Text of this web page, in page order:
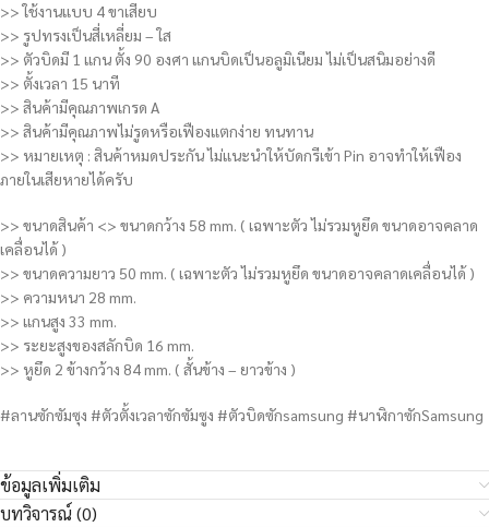
>> ใช้งานแบบ 4 ขาเสียบ
>> รูปทรงเป็นสี่เหลี่ยม – ใส
>> ตัวบิดมี 1 แกน ตั้ง 90 องศา แกนบิดเป็นอลูมิเนียม ไม่เป็นสนิมอย่างดี
>> ตั้งเวลา 15 นาที
>> สินค้ามีคุณภาพเกรด A
>> สินค้ามีคุณภาพไม่รูดหรือเฟืองแตกง่าย ทนทาน
>> หมายเหตุ : สินค้าหมดประกัน ไม่แนะนำให้บัดกรีเข้า Pin อาจทำให้เฟือง
ภายในเสียหายได้ครับ
>> ขนาดสินค้า <> ขนาดกว้าง 58 mm. ( เฉพาะตัว ไม่รวมหูยึด ขนาดอาจคลาด
เคลื่อนได้ )
>> ขนาดความยาว 50 mm. ( เฉพาะตัว ไม่รวมหูยึด ขนาดอาจคลาดเคลื่อนได้ )
>> ความหนา 28 mm.
>> แกนสูง 33 mm.
>> ระยะสูงของสลักบิด 16 mm.
>> หูยึด 2 ข้างกว้าง 84 mm. ( สั้นข้าง – ยาวข้าง )
#ลานซักซัมซุง #ตัวตั้งเวลาซักซัมซูง #ตัวบิดซักsamsung #นาฬิกาซักSamsung
ข้อมูลเพิ่มเติม
บทวิจารณ์ (0)